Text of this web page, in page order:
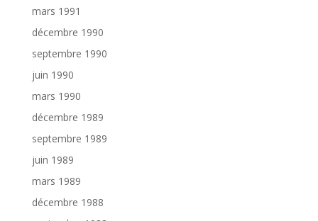
mars 1991
décembre 1990
septembre 1990
juin 1990
mars 1990
décembre 1989
septembre 1989
juin 1989
mars 1989
décembre 1988